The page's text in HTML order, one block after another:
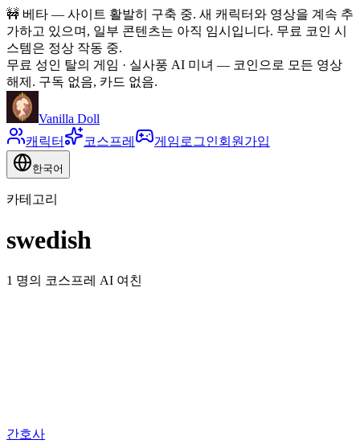
🚧 베타 — 사이트 활발히 구축 중. 새 캐릭터와 영상을 계속 추
가하고 있으며, 일부 콘텐츠는 아직 임시입니다. 무료 코인 시
스템은 정상 작동 중.
무료 성인 탈의 게임 · 실사풍 AI 미녀 — 코인으로 모든 영상
해제. 구독 없음, 카드 없음.
Vanilla Doll
캐릭터
코스프레 게임 로그인회원가입
한국어
카테고리
swedish
1 명의 코스프레 AI 여친
간호사